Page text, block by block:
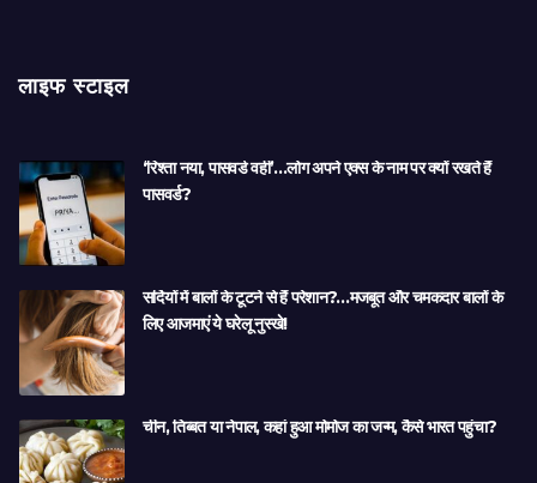
लाइफ स्टाइल
‘रिश्ता नया, पासवर्ड वही’…लोग अपने एक्स के नाम पर क्यों रखते हैं
पासवर्ड?
सर्दियों में बालों के टूटने से हैं परेशान?…मजबूत और चमकदार बालों के
लिए आजमाएं ये घरेलू नुस्खे!
चीन, तिब्बत या नेपाल, कहां हुआ मोमोज का जन्म, कैसे भारत पहुंचा?